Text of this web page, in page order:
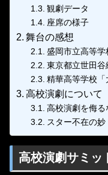
観劇データ
座席の様子
舞台の感想
盛岡市立高等学
東京都立世田谷
精華高等学校「
高校演劇について
高校演劇を侮る
スター不在の妙
高校演劇サミッ